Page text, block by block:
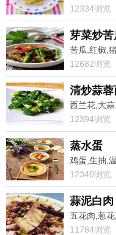
12334浏览
芽菜炒苦
苦瓜,红椒,
12682浏览
清炒蒜
西兰花,大
12394浏览
蒸水蛋
鸡蛋,生抽,
12340浏览
蒜泥白肉
五花肉,葱
11784浏览